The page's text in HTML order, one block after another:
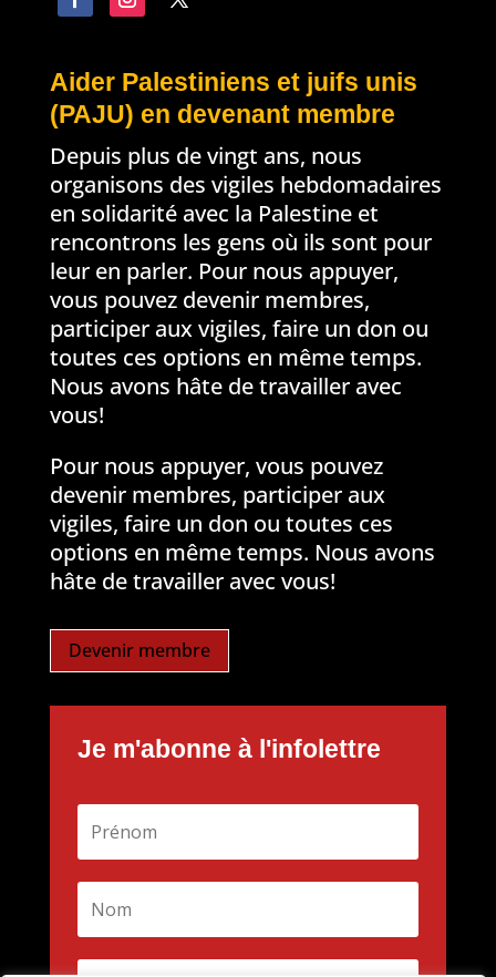
Aider Palestiniens et juifs unis
(PAJU) en devenant membre
Depuis plus de vingt ans, nous
organisons des vigiles hebdomadaires
en solidarité avec la Palestine et
rencontrons les gens où ils sont pour
leur en parler. Pour nous appuyer,
vous pouvez devenir membres,
participer aux vigiles, faire un don ou
toutes ces options en même temps.
Nous avons hâte de travailler avec
vous!
Pour nous appuyer, vous pouvez
devenir membres, participer aux
vigiles, faire un don ou toutes ces
options en même temps. Nous avons
hâte de travailler avec vous!
Devenir membre
Je m'abonne à l'infolettre